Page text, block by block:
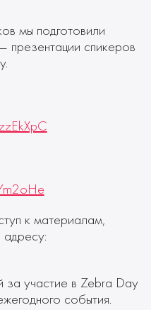
мы подготовили
спикеров
к материалам,
за участие в Zebra Day
события.